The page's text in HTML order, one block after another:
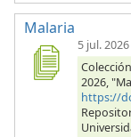
Malaria
5 jul. 2026
2026,
https://